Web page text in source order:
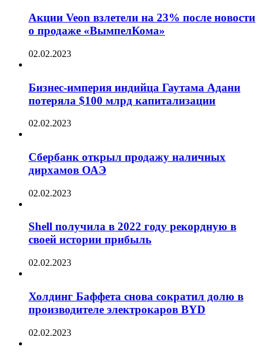
Акции Veon взлетели на 23% после новости
о продаже «ВымпелКома»
02.02.2023
Бизнес-империя индийца Гаутама Адани
потеряла $100 млрд капитализации
02.02.2023
Сбербанк открыл продажу наличных
дирхамов ОАЭ
02.02.2023
Shell получила в 2022 году рекордную в
своей истории прибыль
02.02.2023
Холдинг Баффета снова сократил долю в
производителе электрокаров BYD
02.02.2023